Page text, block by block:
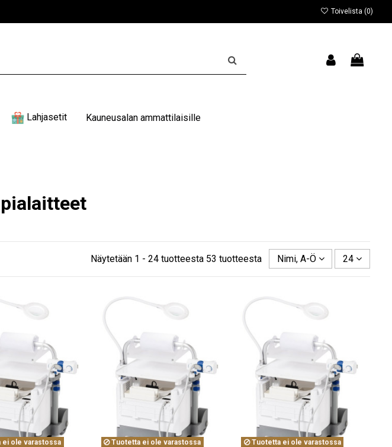
Toivelista (0)
Lahjasetit Kauneusalan ammattilaisille
Näytetään 1 - 24 tuotteesta 53 tuotteesta Nimi, A-Ö 24
ole varastossa Tuotetta ei ole varastossa Tuotetta ei ole varastossa